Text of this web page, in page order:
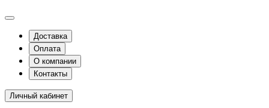
Доставка
Оплата
О компании
Контакты
Личный кабинет